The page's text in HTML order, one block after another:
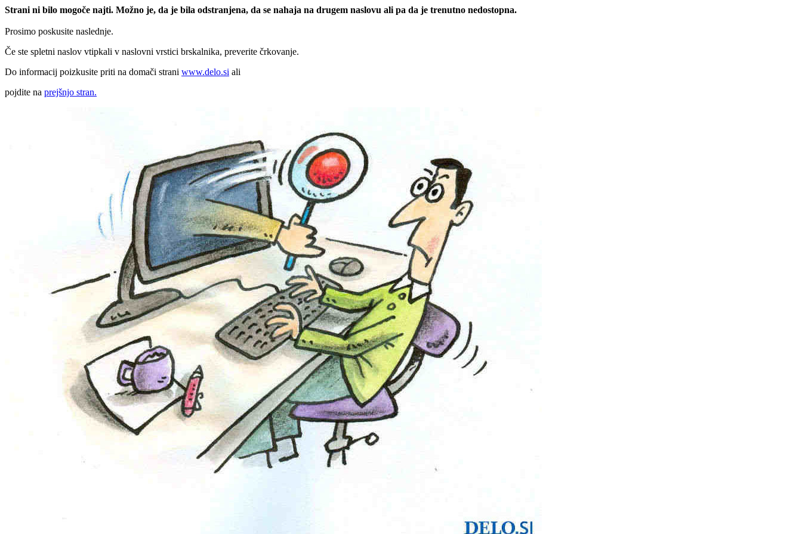
Strani ni bilo mogoče najti. Možno je, da je bila odstranjena, da se nahaja na drugem naslovu ali pa da je trenutno nedostopna.
Prosimo poskusite naslednje.
Če ste spletni naslov vtipkali v naslovni vrstici brskalnika, preverite črkovanje.
Do informacij poizkusite priti na domači strani www.delo.si ali
pojdite na prejšnjo stran.